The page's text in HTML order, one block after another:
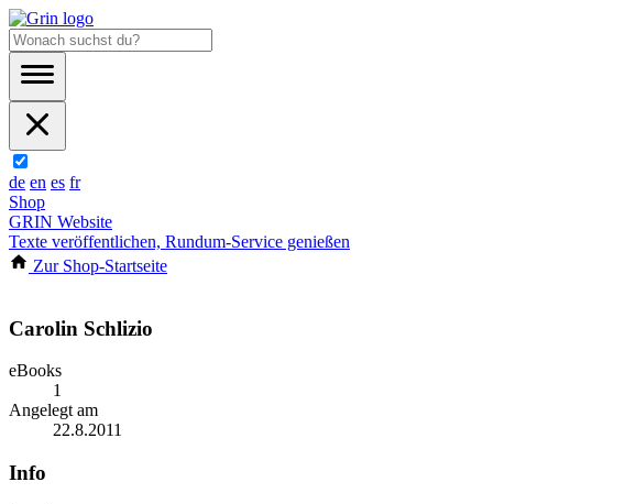
de en es fr
Shop
GRIN Website
Texte veröffentlichen, Rundum-Service genießen
Zur Shop-Startseite
Carolin Schlizio
eBooks
1
Angelegt am
22.8.2011
Info